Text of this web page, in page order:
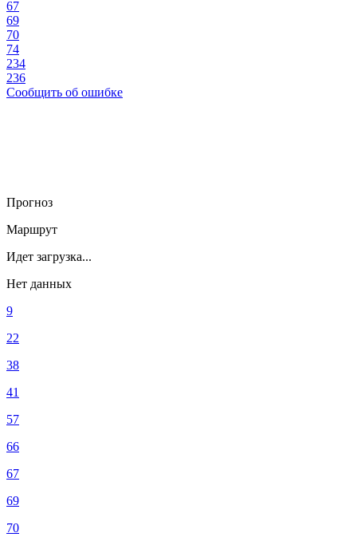
67
69
70
74
234
236
Сообщить об ошибке
Прогноз
Маршрут
Идет загрузка...
Нет данных
9
22
38
41
57
66
67
69
70